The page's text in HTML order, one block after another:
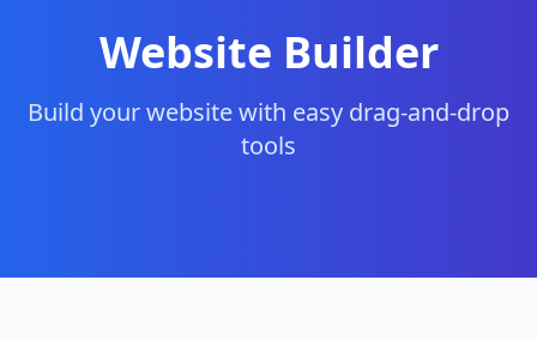
Website Builder
Build your website with easy drag-and-drop
tools